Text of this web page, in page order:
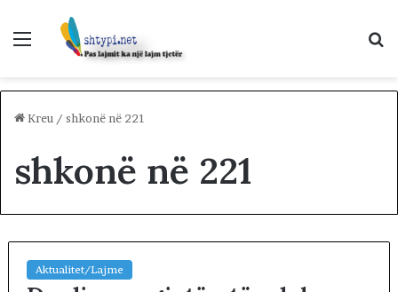
Menu
Kreu / shkonë në 221
shkonë në 221
Aktualitet/Lajme